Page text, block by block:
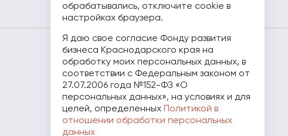
8 (800) 707-07-11
обрабатывались, отключите cookie в
настройках браузера.
Я даю свое согласие Фонду развития
бизнеса Краснодарского края на
обработку моих персональных данных, в
соответствии с Федеральным законом от
27.07.2006 года №152-ФЗ «О
персональных данных», на условиях и для
целей, определенных
Политикой в
отношении обработки персональных
данных